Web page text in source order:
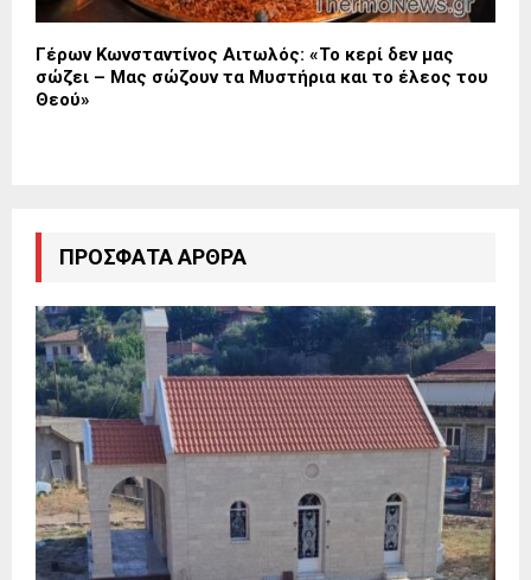
Γέρων Κωνσταντίνος Αιτωλός: «Το κερί δεν μας
σώζει – Μας σώζουν τα Μυστήρια και το έλεος του
Θεού»
ΠΡΌΣΦΑΤΑ ΆΡΘΡΑ